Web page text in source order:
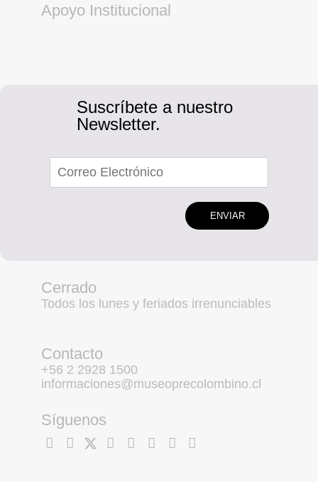
Apoyo Institucional
Suscríbete a nuestro
Newsletter.
ENVIAR
Cerrado
Todos los lunes y feriados irrenunciables
Contacto
+56 2 2928 1500
informaciones@museoprecolombino.cl
Síguenos